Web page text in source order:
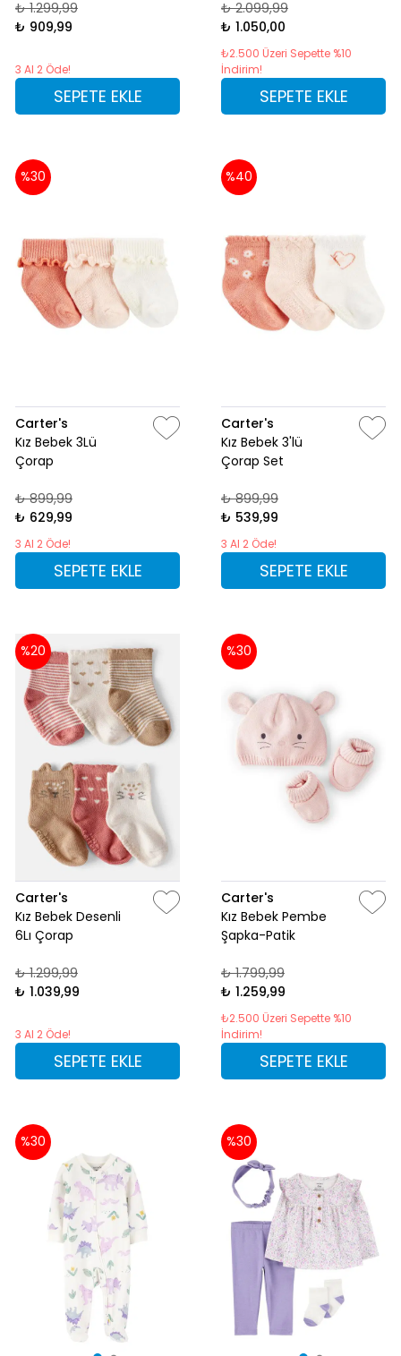
₺ 1.299,99
₺ 909,99
3 Al 2 Öde!
SEPETE EKLE
₺ 2.099,99
₺ 1.050,00
₺2.500 Üzeri Sepette %10
İndirim!
SEPETE EKLE
%30
Carter's
Kız Bebek 3Lü
Çorap
₺ 899,99
₺ 629,99
3 Al 2 Öde!
SEPETE EKLE
%40
Carter's
Kız Bebek 3'lü
Çorap Set
₺ 899,99
₺ 539,99
3 Al 2 Öde!
SEPETE EKLE
%20
Carter's
Kız Bebek Desenli
6Lı Çorap
₺ 1.299,99
₺ 1.039,99
3 Al 2 Öde!
SEPETE EKLE
%30
Carter's
Kız Bebek Pembe
Şapka-Patik
₺ 1.799,99
₺ 1.259,99
₺2.500 Üzeri Sepette %10
İndirim!
SEPETE EKLE
%30 %30